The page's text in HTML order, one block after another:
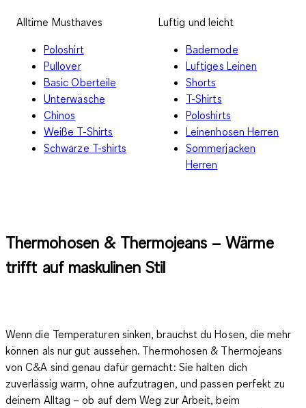
Alltime Musthaves
Poloshirt
Pullover
Basic Oberteile
Unterwäsche
Chinos
Weiße T-Shirts
Schwarze T-shirts
Luftig und leicht
Bademode
Luftiges Leinen
Shorts
T-Shirts
Poloshirts
Leinenhosen Herren
Sommerjacken
Herren
Thermohosen & Thermojeans – Wärme
trifft auf maskulinen Stil
Wenn die Temperaturen sinken, brauchst du Hosen, die mehr
können als nur gut aussehen. Thermohosen & Thermojeans
von C&A sind genau dafür gemacht: Sie halten dich
zuverlässig warm, ohne aufzutragen, und passen perfekt zu
deinem Alltag – ob auf dem Weg zur Arbeit, beim